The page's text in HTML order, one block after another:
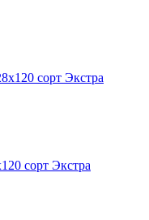
сорт Экстра